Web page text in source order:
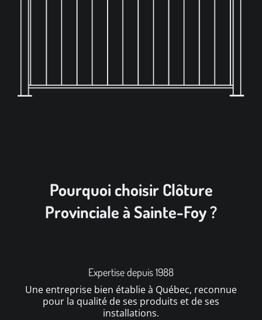
Pourquoi choisir Clôture
Provinciale à Sainte-Foy ?
Expertise depuis 1988
Une entreprise bien établie à Québec, reconnue
pour la qualité de ses produits et de ses
installations.